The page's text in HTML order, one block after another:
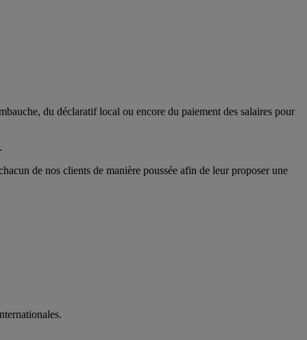
du déclaratif local ou encore du paiement des salaires pour
de nos clients de manière poussée afin de leur proposer une